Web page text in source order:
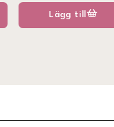
Lägg till